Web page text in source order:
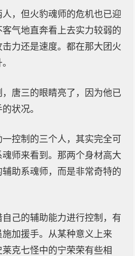
，但火豹魂师的危机也已迎
气地直奔看上去实力较弱的
力还是速度。都在那大团火
唐三的眼睛亮了，因为他已
状况。
控制的三个人，其实完全可
师来看到。那两个身材高大
助系魂师，而是非常奇特的
己的辅助能力进行控制，有
加援手。从某种意义上来
克七怪中的宁荣荣有些相